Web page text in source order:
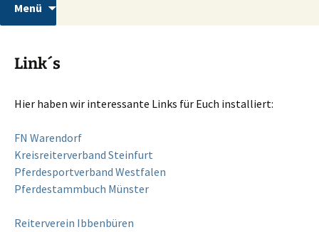
Menü
Link´s
Hier haben wir interessante Links für Euch installiert:
FN Warendorf
Kreisreiterverband Steinfurt
Pferdesportverband Westfalen
Pferdestammbuch Münster
Reiterverein Ibbenbüren